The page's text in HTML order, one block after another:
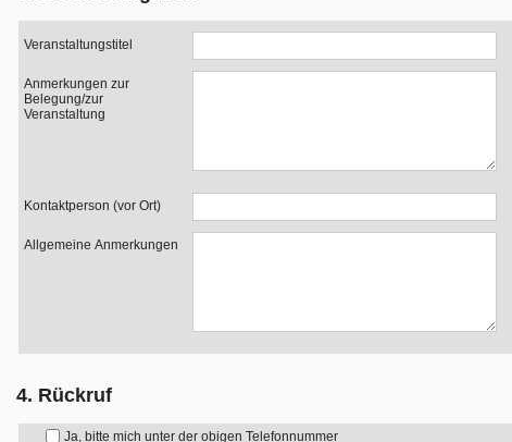
Veranstaltungstitel
Anmerkungen zur
Belegung/zur
Veranstaltung
Kontaktperson (vor Ort)
Allgemeine Anmerkungen
4. Rückruf
Ja, bitte mich unter der obigen Telefonnummer